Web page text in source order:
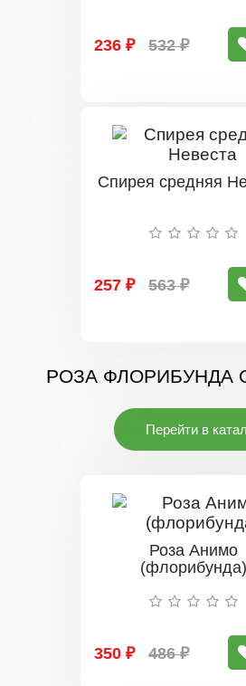
236 ₽ 532 ₽
Спирея средняя
257 ₽ 563 ₽
РОЗА ФЛОРИБУНДА
Перейти в
Роза Анимо
(флорибунда)
350 ₽ 486 ₽